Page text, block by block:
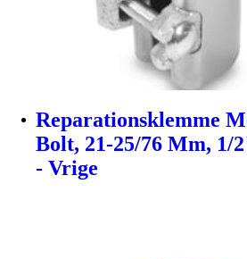
Reparationsklemme
Bolt, 21-25/76 Mm, 1/
- Vrige